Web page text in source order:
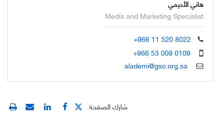
هاني الأديمي
Media and Marketing Specialist
+966 11 520 8022
+966 53 009 0109
alademi@gso.org.sa
شارك الصفحة